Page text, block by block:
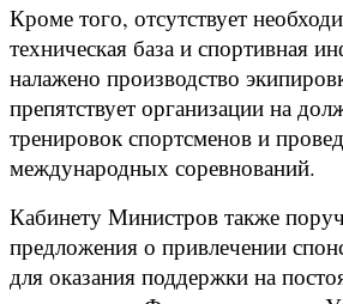
Кроме того, отсутствует
техническая база и спортивная
налажено производство
препятствует организации на
тренировок спортсменов и
международных соревнований.
Кабинету Министров также
предложения о привлечении
для оказания поддержки на